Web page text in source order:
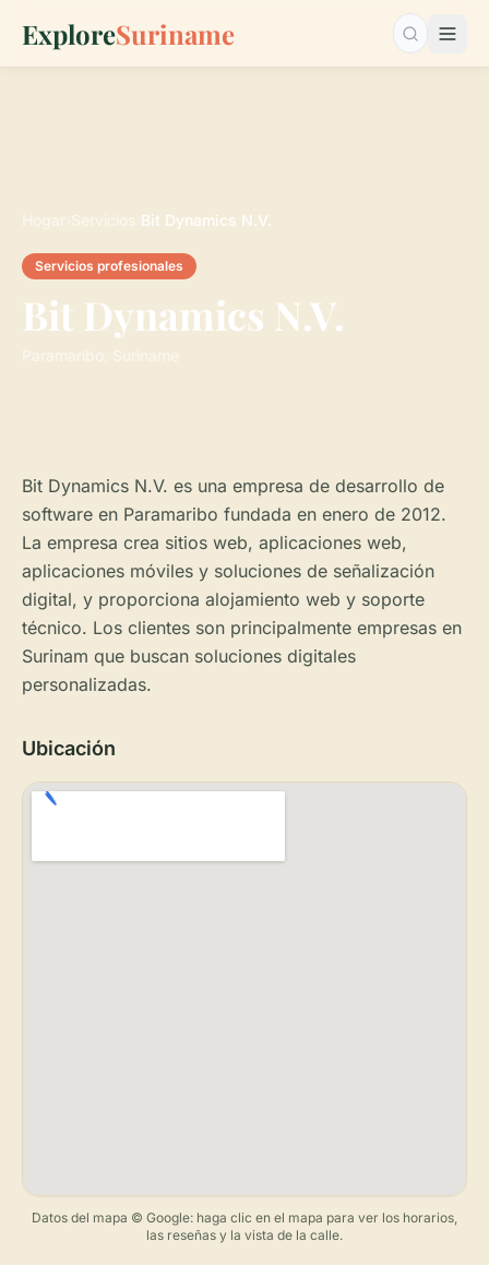
ExploreSuriname Buscar…
Hogar Servicios Bit Dynamics N.V.
Servicios profesionales
Bit Dynamics N.V.
Paramaribo, Suriname
Bit Dynamics N.V. es una empresa de desarrollo de
software en Paramaribo fundada en enero de 2012.
La empresa crea sitios web, aplicaciones web,
aplicaciones móviles y soluciones de señalización
digital, y proporciona alojamiento web y soporte
técnico. Los clientes son principalmente empresas en
Surinam que buscan soluciones digitales
personalizadas.
Ubicación
Datos del mapa © Google: haga clic en el mapa para ver los horarios,
las reseñas y la vista de la calle.